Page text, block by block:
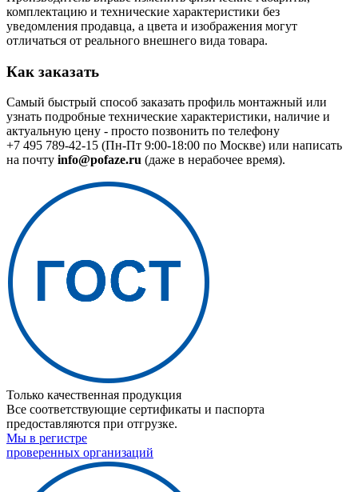
комплектацию и технические характеристики без
уведомления продавца, а цвета и изображения могут
отличаться от реального внешнего вида товара.
Как заказать
Самый быстрый способ заказать профиль монтажный или
узнать подробные технические характеристики, наличие и
актуальную цену - просто позвонить по телефону
+7 495 789-42-15 (Пн-Пт 9:00-18:00 по Москве) или написать
на почту info@pofaze.ru (даже в нерабочее время).
Только качественная продукция
Все соответствующие сертификаты и паспорта
предоставляются при отгрузке.
Мы в регистре
проверенных организаций